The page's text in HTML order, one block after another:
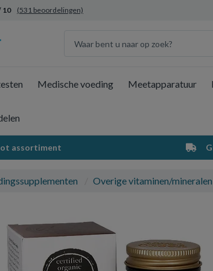
10 (531 beoordelingen)
Medische voeding Meetapparatuur
assortiment
Overige vitaminen/mineralen